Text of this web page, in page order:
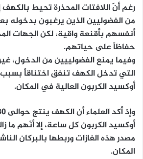
رغم أنّ اللافتات المحذرة تحيط بالكهف
من الفضوليين الذين يرغبون بدخوله
أنفسهم بأقنعة واقية، لكن الجهات
حفاظاً على حياتهم.
وفيما يمنع الفضولييين من الدخول،
التي تدخل الكهف تنفق اختناقاً
أوكسيد الكربون العالية في المكان.
أوكسيد الكربون كل ساعة، إلا أنّهم ما
مصدر هذه الغازات وربطها بالبركان
المكان.